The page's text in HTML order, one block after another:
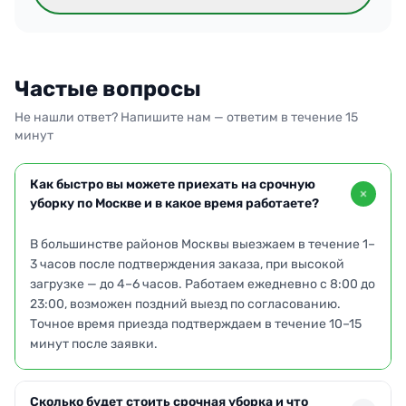
Частые вопросы
Не нашли ответ? Напишите нам — ответим в течение 15
минут
Как быстро вы можете приехать на срочную
уборку по Москве и в какое время работаете?
В большинстве районов Москвы выезжаем в течение 1–
3 часов после подтверждения заказа, при высокой
загрузке — до 4–6 часов. Работаем ежедневно с 8:00 до
23:00, возможен поздний выезд по согласованию.
Точное время приезда подтверждаем в течение 10–15
минут после заявки.
Сколько будет стоить срочная уборка и что